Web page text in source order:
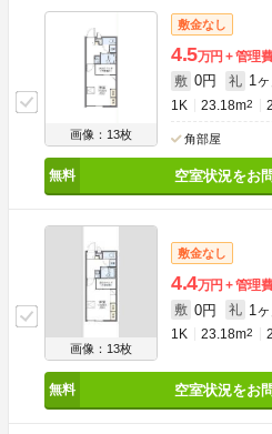
画像：13枚
敷金なし
4.5万円 管理
敷 0円 礼 1ヶ
1K 23.18m2
角部屋
空室状況をお
画像：13枚
敷金なし
4.4万円 管理
敷 0円 礼 1
1K 23.18m2
空室状況をお